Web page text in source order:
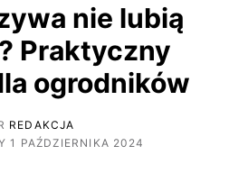
nie lubią
Praktyczny
ogrodników
REDAKCJA
1 PAŹDZIERNIKA 2024